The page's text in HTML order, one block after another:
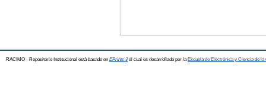
RACIMO - Repositorio Institucional está basado en EPrints 3el cual es desarrollado por la Escuela de Electrónica y Ciencia de la